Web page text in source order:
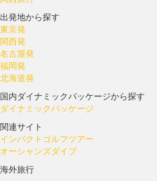
出発地から探す
東京発
関西発
名古屋発
福岡発
北海道発
国内ダイナミックパッケージから探す
ダイナミックパッケージ
関連サイト
インパクトゴルフツアー
オーシャンズダイブ
海外旅行